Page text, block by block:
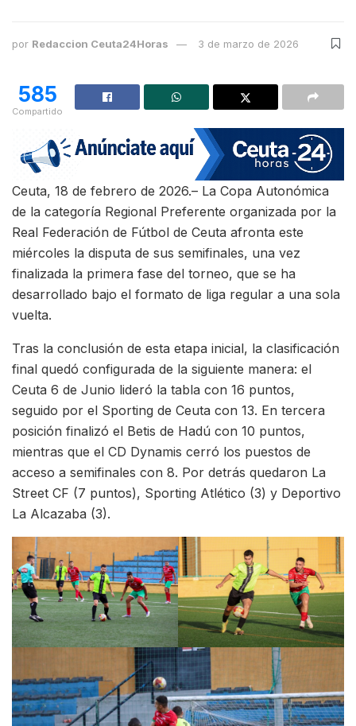
por Redaccion Ceuta24Horas 3 de marzo de 2026
585
Compartido
Ceuta, 18 de febrero de 2026.– La Copa Autonómica
de la categoría Regional Preferente organizada por la
Real Federación de Fútbol de Ceuta afronta este
miércoles la disputa de sus semifinales, una vez
finalizada la primera fase del torneo, que se ha
desarrollado bajo el formato de liga regular a una sola
vuelta.
Tras la conclusión de esta etapa inicial, la clasificación
final quedó configurada de la siguiente manera: el
Ceuta 6 de Junio lideró la tabla con 16 puntos,
seguido por el Sporting de Ceuta con 13. En tercera
posición finalizó el Betis de Hadú con 10 puntos,
mientras que el CD Dynamis cerró los puestos de
acceso a semifinales con 8. Por detrás quedaron La
Street CF (7 puntos), Sporting Atlético (3) y Deportivo
La Alcazaba (3).